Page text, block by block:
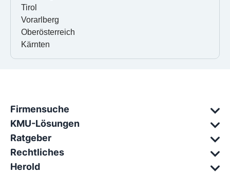
Tirol
Vorarlberg
Oberösterreich
Kärnten
Firmensuche
KMU-Lösungen
Ratgeber
Rechtliches
Herold